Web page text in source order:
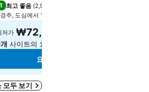
최고 좋음 (2,989개 평점
경주, 도심에서 1.7km
저가 ₩72,352
사이트의 요금 보기
요금 보기
모두 보기